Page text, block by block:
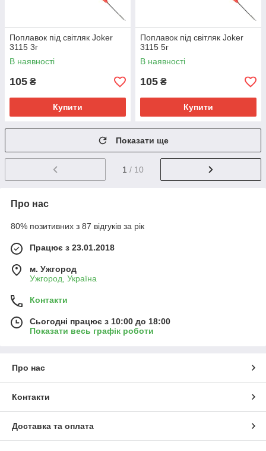
Поплавок під світляк Joker
3115 3г
В наявності
105 ₴
Купити
Поплавок під світляк Joker
3115 5г
В наявності
105 ₴
Купити
Показати ще
1 / 10
Про нас
80% позитивних з 87 відгуків за рік
Працює з 23.01.2018
м. Ужгород
Ужгород, Україна
Контакти
Сьогодні працює з 10:00 до 18:00
Показати весь графік роботи
Про нас
Контакти
Доставка та оплата